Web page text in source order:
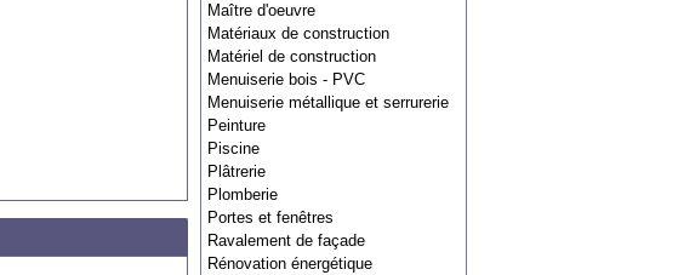
Maître d'oeuvre
Matériaux de construction
Matériel de construction
Menuiserie bois - PVC
Menuiserie métallique et serrurerie
Peinture
Piscine
Plâtrerie
Plomberie
Portes et fenêtres
Ravalement de façade
Rénovation énergétique